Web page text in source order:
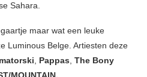
Sahara.
maar wat een leuke
Luminous Belge. Artiesten deze
, Pappas, The Bony